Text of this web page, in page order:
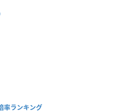
率ランキング